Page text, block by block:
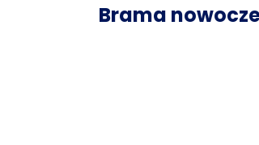
Brama